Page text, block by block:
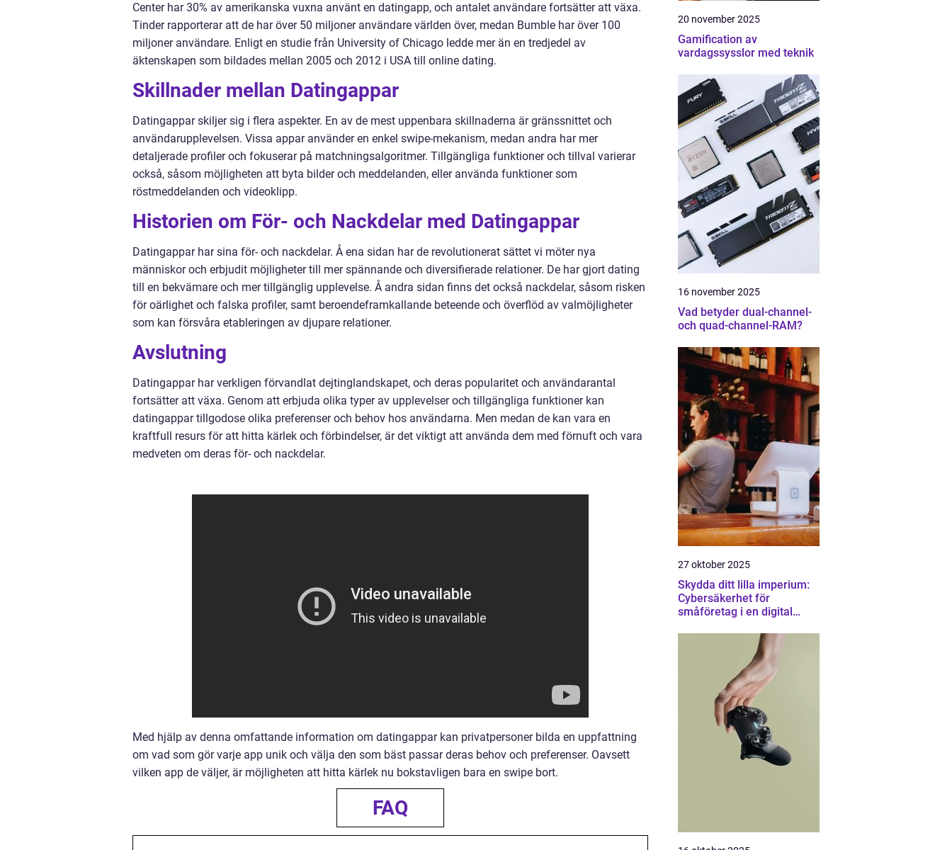
Center har 30% av amerikanska vuxna använt en datingapp, och antalet användare fortsätter att växa.
Tinder rapporterar att de har över 50 miljoner användare världen över, medan Bumble har över 100
miljoner användare. Enligt en studie från University of Chicago ledde mer än en tredjedel av
äktenskapen som bildades mellan 2005 och 2012 i USA till online dating.
Skillnader mellan Datingappar
Datingappar skiljer sig i flera aspekter. En av de mest uppenbara skillnaderna är gränssnittet och
användarupplevelsen. Vissa appar använder en enkel swipe-mekanism, medan andra har mer
detaljerade profiler och fokuserar på matchningsalgoritmer. Tillgängliga funktioner och tillval varierar
också, såsom möjligheten att byta bilder och meddelanden, eller använda funktioner som
röstmeddelanden och videoklipp.
Historien om För- och Nackdelar med Datingappar
Datingappar har sina för- och nackdelar. Å ena sidan har de revolutionerat sättet vi möter nya
människor och erbjudit möjligheter till mer spännande och diversifierade relationer. De har gjort dating
till en bekvämare och mer tillgänglig upplevelse. Å andra sidan finns det också nackdelar, såsom risken
för oärlighet och falska profiler, samt beroendeframkallande beteende och överflöd av valmöjligheter
som kan försvåra etableringen av djupare relationer.
Avslutning
Datingappar har verkligen förvandlat dejtinglandskapet, och deras popularitet och användarantal
fortsätter att växa. Genom att erbjuda olika typer av upplevelser och tillgängliga funktioner kan
datingappar tillgodose olika preferenser och behov hos användarna. Men medan de kan vara en
kraftfull resurs för att hitta kärlek och förbindelser, är det viktigt att använda dem med förnuft och vara
medveten om deras för- och nackdelar.
Med hjälp av denna omfattande information om datingappar kan privatpersoner bilda en uppfattning
om vad som gör varje app unik och välja den som bäst passar deras behov och preferenser. Oavsett
vilken app de väljer, är möjligheten att hitta kärlek nu bokstavligen bara en swipe bort.
FAQ
20 november 2025
Gamification av
vardagssysslor med teknik
16 november 2025
Vad betyder dual-channel-
och quad-channel-RAM?
27 oktober 2025
Skydda ditt lilla imperium:
Cybersäkerhet för
småföretag i en digital